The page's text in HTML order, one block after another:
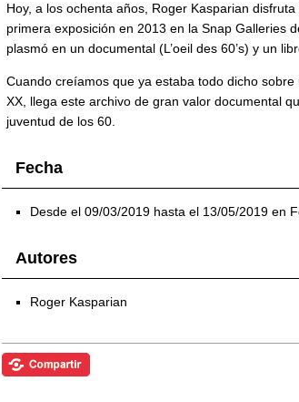
Hoy, a los ochenta años, Roger Kasparian
primera exposición en 2013 en la Snap Galleries
plasmó en un documental (L’oeil des 60’s) y un
Cuando creíamos que ya estaba todo dicho
XX, llega este archivo de gran valor documental
juventud de los 60.
Fecha
Desde el 09/03/2019 hasta el 13/05/2019 en
Autores
Roger Kasparian